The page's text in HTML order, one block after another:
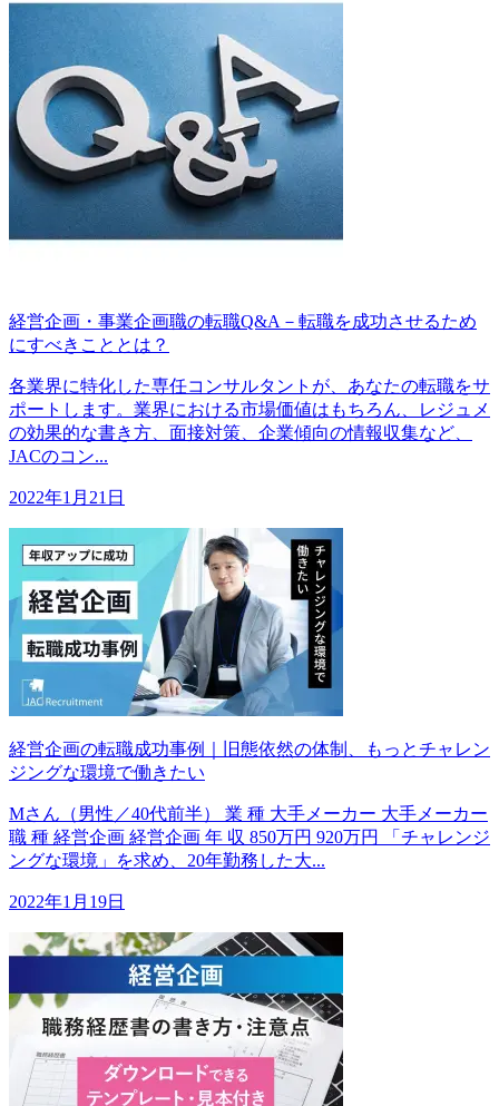
経営企画・事業企画職の転職Q&A－転職を成功させるため
にすべきこととは？
各業界に特化した専任コンサルタントが、あなたの転職をサ
ポートします。業界における市場価値はもちろん、レジュメ
の効果的な書き方、面接対策、企業傾向の情報収集など、
JACのコン...
2022年1月21日
経営企画の転職成功事例｜旧態依然の体制、もっとチャレン
ジングな環境で働きたい
Mさん（男性／40代前半） 業 種 大手メーカー 大手メーカー
職 種 経営企画 経営企画 年 収 850万円 920万円 「チャレンジ
ングな環境」を求め、20年勤務した大...
2022年1月19日